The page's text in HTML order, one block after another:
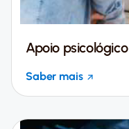
Apoio psicológico
Saber mais